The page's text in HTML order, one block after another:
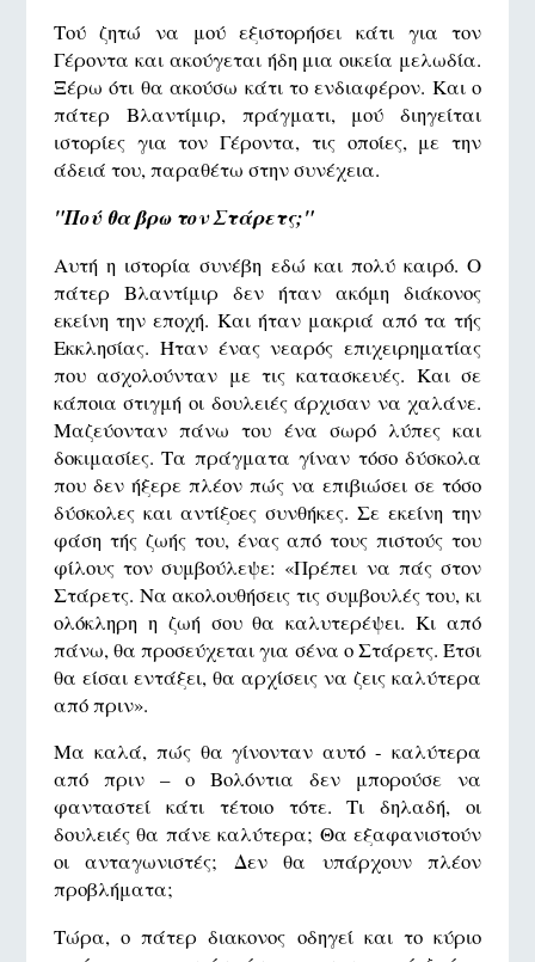
Τού ζητώ να μού εξιστορήσει κάτι για τον
Γέροντα και ακούγεται ήδη μια οικεία μελωδία.
Ξέρω ότι θα ακούσω κάτι το ενδιαφέρον. Και ο
πάτερ Βλαντίμιρ, πράγματι, μού διηγείται
ιστορίες για τον Γέροντα, τις οποίες, με την
άδειά του, παραθέτω στην συνέχεια.
"Πού θα βρω τον Στάρετς;"
Αυτή η ιστορία συνέβη εδώ και πολύ καιρό. Ο
πάτερ Βλαντίμιρ δεν ήταν ακόμη διάκονος
εκείνη την εποχή. Και ήταν μακριά από τα τής
Εκκλησίας. Ήταν ένας νεαρός επιχειρηματίας
που ασχολούνταν με τις κατασκευές. Και σε
κάποια στιγμή οι δουλειές άρχισαν να χαλάνε.
Μαζεύονταν πάνω του ένα σωρό λύπες και
δοκιμασίες. Τα πράγματα γίναν τόσο δύσκολα
που δεν ήξερε πλέον πώς να επιβιώσει σε τόσο
δύσκολες και αντίξοες συνθήκες. Σε εκείνη την
φάση τής ζωής του, ένας από τους πιστούς του
φίλους τον συμβούλεψε: «Πρέπει να πάς στον
Στάρετς. Να ακολουθήσεις τις συμβουλές του, κι
ολόκληρη η ζωή σου θα καλυτερέψει. Κι από
πάνω, θα προσεύχεται για σένα ο Στάρετς. Έτσι
θα είσαι εντάξει, θα αρχίσεις να ζεις καλύτερα
από πριν».
Μα καλά, πώς θα γίνονταν αυτό - καλύτερα
από πριν – ο Βολόντια δεν μπορούσε να
φανταστεί κάτι τέτοιο τότε. Τι δηλαδή, οι
δουλειές θα πάνε καλύτερα; Θα εξαφανιστούν
οι ανταγωνιστές; Δεν θα υπάρχουν πλέον
προβλήματα;
Τώρα, ο πάτερ διακονος οδηγεί και το κύριο